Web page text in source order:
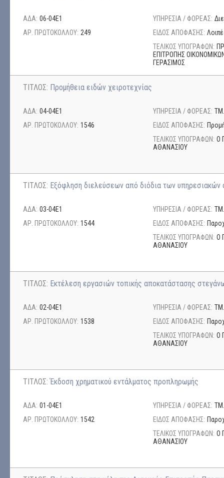
ΑΔΑ: 06-04Ε1
ΑΡ. ΠΡΩΤΟΚΟΛΛΟΥ: 249
ΥΠΗΡΕΣΙΑ / ΦΟΡΕΑΣ:
ΕΙΔΟΣ ΑΠΟΦΑΣΗΣ:
ΤΕΛΙΚΟΣ ΥΠΟΓΡΑΦΩΝ:
ΕΠΙΤΡΟΠΗΣ
ΓΕΡΑΣΙΜΟΣ
ΤΙΤΛΟΣ: Προμήθεια ειδών χειροτεχνίας
ΑΔΑ: 04-04Ε1
ΑΡ. ΠΡΩΤΟΚΟΛΛΟΥ: 1546
ΥΠΗΡΕΣΙΑ / ΦΟΡΕΑΣ:
ΕΙΔΟΣ ΑΠΟΦΑΣΗΣ:
ΤΕΛΙΚΟΣ ΥΠΟΓΡΑΦΩΝ: Ο
ΑΘΑΝΑΣΙΟΥ
ΤΙΤΛΟΣ: Εξόφληση διελεύσεων από διόδια των υπηρεσιακών
ΑΔΑ: 03-04Ε1
ΑΡ. ΠΡΩΤΟΚΟΛΛΟΥ: 1544
ΥΠΗΡΕΣΙΑ / ΦΟΡΕΑΣ:
ΕΙΔΟΣ ΑΠΟΦΑΣΗΣ:
ΤΕΛΙΚΟΣ ΥΠΟΓΡΑΦΩΝ: Ο
ΑΘΑΝΑΣΙΟΥ
ΤΙΤΛΟΣ: Εκτέλεση εργασιών τοπικής αποκατάστασης
ΑΔΑ: 02-04Ε1
ΑΡ. ΠΡΩΤΟΚΟΛΛΟΥ: 1538
ΥΠΗΡΕΣΙΑ / ΦΟΡΕΑΣ:
ΕΙΔΟΣ ΑΠΟΦΑΣΗΣ:
ΤΕΛΙΚΟΣ ΥΠΟΓΡΑΦΩΝ: Ο
ΑΘΑΝΑΣΙΟΥ
ΤΙΤΛΟΣ:Έκδοση χρηματικού εντάλματος προπληρωμής
ΑΔΑ: 01-04Ε1
ΑΡ. ΠΡΩΤΟΚΟΛΛΟΥ: 1542
ΥΠΗΡΕΣΙΑ / ΦΟΡΕΑΣ:
ΕΙΔΟΣ ΑΠΟΦΑΣΗΣ:
ΤΕΛΙΚΟΣ ΥΠΟΓΡΑΦΩΝ: Ο
ΑΘΑΝΑΣΙΟΥ